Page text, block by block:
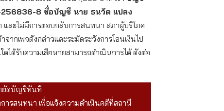
8 ชื่อบัญชี นาย ธนวัต แปลง
และไม่มีการตอบกลับการสนทนา สภาผู้บริโภค
ากเพจดังกล่าวและระมัดระวังการโอนเงินไป
ด้รับความเสียหายสามารถดำเนินการได้ ดังต่อ
ายัดบัญชีทันที
ารสนทนา เพื่อแจ้งความดำเนินคดีที่สถานี